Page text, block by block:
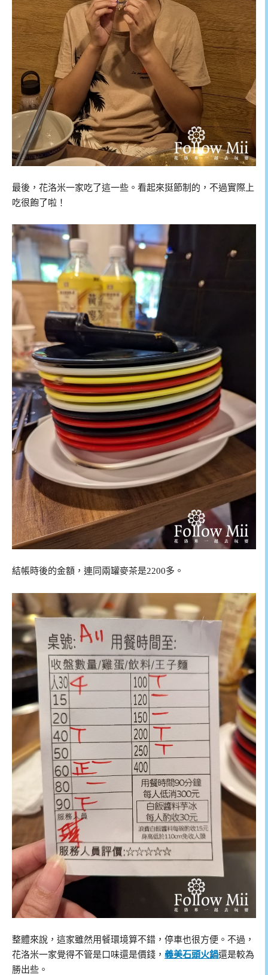
最後，花洛米一家吃了這一些。看起來挺節制的，不過實際上
吃很飽了啦！
結帳時後的金額，連同兩罐麥茶是2200多。
整體來說，這家雖然用餐環境算不錯，停車也很方便。不過，
花洛米一家覺得不管是口味還是價錢， 義美石頭火鍋還是較為
勝出些。